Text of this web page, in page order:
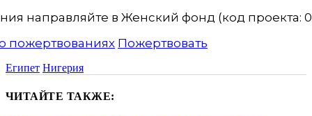
направляйте в Женский фонд (код проекта:
пожертвованиях Пожертвовать
Египет Нигерия
ЧИТАЙТЕ ТАКЖЕ: